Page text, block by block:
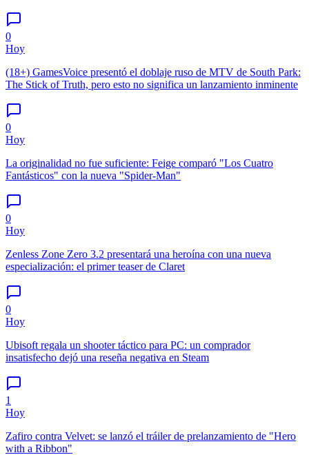
0
Hoy
(18+) GamesVoice presentó el doblaje ruso de MTV de South Park:
The Stick of Truth, pero esto no significa un lanzamiento inminente
0
Hoy
La originalidad no fue suficiente: Feige comparó "Los Cuatro
Fantásticos" con la nueva "Spider-Man"
0
Hoy
Zenless Zone Zero 3.2 presentará una heroína con una nueva
especialización: el primer teaser de Claret
0
Hoy
Ubisoft regala un shooter táctico para PC: un comprador
insatisfecho dejó una reseña negativa en Steam
1
Hoy
Zafiro contra Velvet: se lanzó el tráiler de prelanzamiento de "Hero
with a Ribbon"